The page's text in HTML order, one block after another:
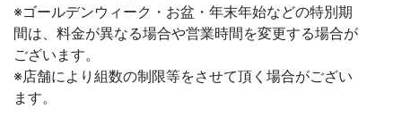
※ゴールデンウィーク・お盆・年末年始などの特別期
間は、料金が異なる場合や営業時間を変更する場合が
ございます。
※店舗により組数の制限等をさせて頂く場合がござい
ます。